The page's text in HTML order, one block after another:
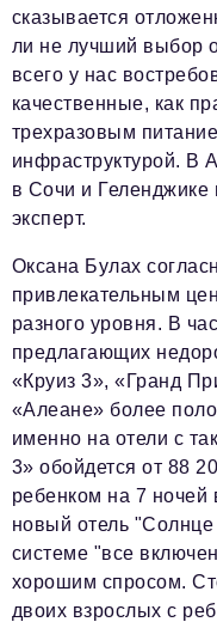
сказывается
ли не лучший выбор
всего у нас
качественные, как
трехразовым
инфраструктурой. В
в Сочи и
эксперт.
Оксана Булах
привлекательным
разного уровня. В
предлагающих
«Круиз 3», «Гранд
«Алеане» более
именно на отели с
3» обойдется от 88
ребенком на 7
новый отель
системе "все
хорошим спросом.
двоих взрослых с